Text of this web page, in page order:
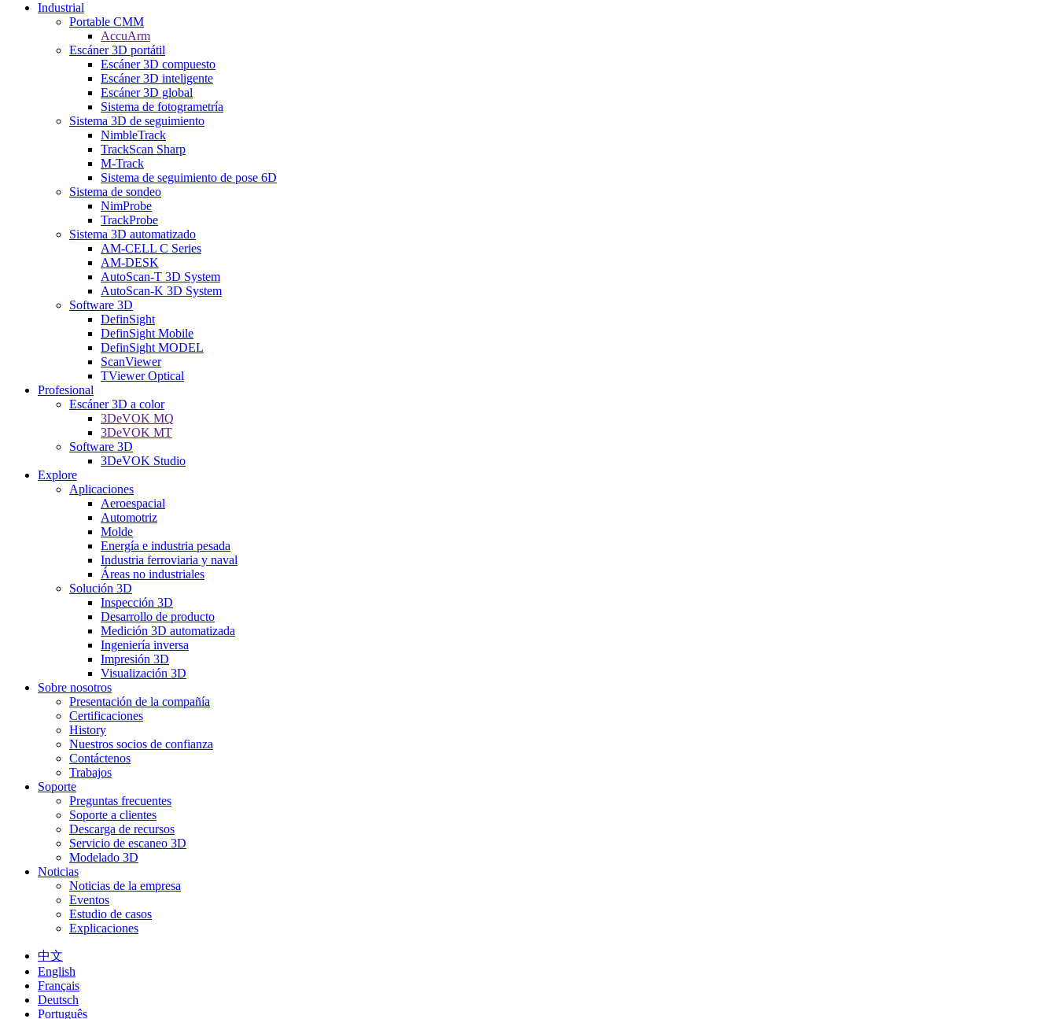
Industrial
Portable CMM
AccuArm
Escáner 3D portátil
Escáner 3D compuesto
Escáner 3D inteligente
Escáner 3D global
Sistema de fotogrametría
Sistema 3D de seguimiento
NimbleTrack
TrackScan Sharp
M-Track
Sistema de seguimiento de pose 6D
Sistema de sondeo
NimProbe
TrackProbe
Sistema 3D automatizado
AM-CELL C Series
AM-DESK
AutoScan-T 3D System
AutoScan-K 3D System
Software 3D
DefinSight
DefinSight Mobile
DefinSight MODEL
ScanViewer
TViewer Optical
Profesional
Escáner 3D a color
3DeVOK MQ
3DeVOK MT
Software 3D
3DeVOK Studio
Explore
Aplicaciones
Aeroespacial
Automotriz
Molde
Energía e industria pesada
Industria ferroviaria y naval
Áreas no industriales
Solución 3D
Inspección 3D
Desarrollo de producto
Medición 3D automatizada
Ingeniería inversa
Impresión 3D
Visualización 3D
Sobre nosotros
Presentación de la compañía
Certificaciones
History
Nuestros socios de confianza
Contáctenos
Trabajos
Soporte
Preguntas frecuentes
Soporte a clientes
Descarga de recursos
Servicio de escaneo 3D
Modelado 3D
Noticias
Noticias de la empresa
Eventos
Estudio de casos
Explicaciones
中文
English
Français
Deutsch
Português